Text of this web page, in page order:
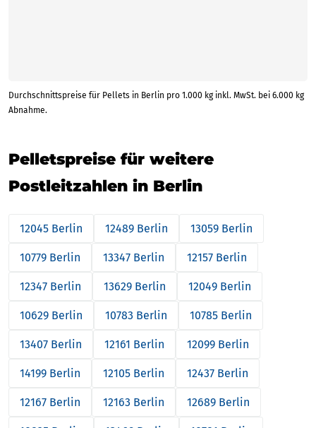
Durchschnittspreise für Pellets in Berlin pro 1.000 kg inkl. MwSt. bei 6.000 kg
Abnahme.
Pelletspreise für weitere
Postleitzahlen in Berlin
12045 Berlin 12489 Berlin 13059 Berlin
10779 Berlin 13347 Berlin 12157 Berlin
12347 Berlin 13629 Berlin 12049 Berlin
10629 Berlin 10783 Berlin 10785 Berlin
13407 Berlin 12161 Berlin 12099 Berlin
14199 Berlin 12105 Berlin 12437 Berlin
12167 Berlin 12163 Berlin 12689 Berlin